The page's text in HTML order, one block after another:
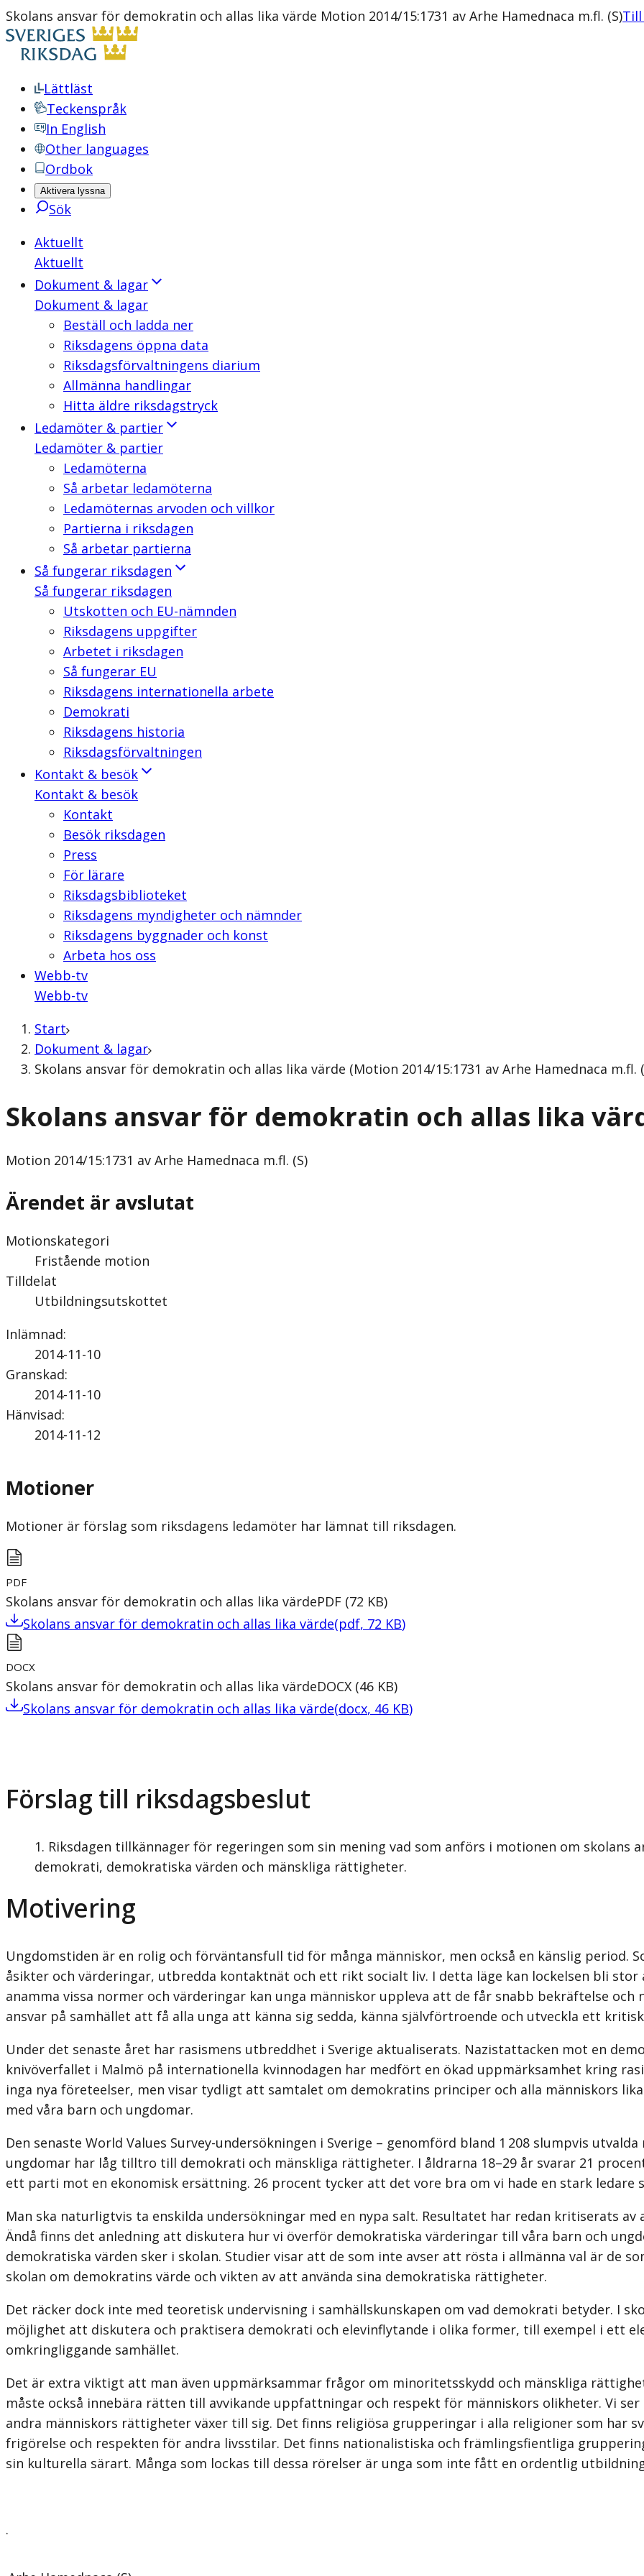
Skolans ansvar för demokratin och allas lika värde Motion 2014/15:1731 av Arhe Hamednaca m.fl. (S)
Lättläst
Teckenspråk
In English
Other languages
Ordbok
Aktivera lyssna
Sök
Aktuellt
Aktuellt
Dokument & lagar
Dokument & lagar
Beställ och ladda ner
Riksdagens öppna data
Riksdagsförvaltningens diarium
Allmänna handlingar
Hitta äldre riksdagstryck
Ledamöter & partier
Ledamöter & partier
Ledamöterna
Så arbetar ledamöterna
Ledamöternas arvoden och villkor
Partierna i riksdagen
Så arbetar partierna
Så fungerar riksdagen
Så fungerar riksdagen
Utskotten och EU-nämnden
Riksdagens uppgifter
Arbetet i riksdagen
Så fungerar EU
Riksdagens internationella arbete
Demokrati
Riksdagens historia
Riksdagsförvaltningen
Kontakt & besök
Kontakt & besök
Kontakt
Besök riksdagen
Press
För lärare
Riksdagsbiblioteket
Riksdagens myndigheter och nämnder
Riksdagens byggnader och konst
Arbeta hos oss
Webb-tv
Webb-tv
Start
Dokument & lagar
Skolans ansvar för demokratin och allas lika värde (Motion 2014/15:1731 av Arhe Hamednaca m.fl.
Skolans ansvar för demokratin och allas lika
Motion 2014/15:1731 av Arhe Hamednaca m.fl. (S)
Ärendet är avslutat
Motionskategori
Fristående motion
Tilldelat
Utbildningsutskottet
Inlämnad:
2014-11-10
Granskad:
2014-11-10
Hänvisad:
2014-11-12
Motioner
Motioner är förslag som riksdagens ledamöter har lämnat till riksdagen.
PDF
Skolans ansvar för demokratin och allas lika värdePDF (72 KB)
Skolans ansvar för demokratin och allas lika värde(pdf, 72 KB)
DOCX
Skolans ansvar för demokratin och allas lika värdeDOCX (46 KB)
Skolans ansvar för demokratin och allas lika värde(docx, 46 KB)
Förslag till riksdagsbeslut
Riksdagen tillkännager för regeringen som sin mening vad som anförs i motionen om skolans
demokrati, demokratiska värden och mänskliga rättigheter.
Motivering
Ungdomstiden är en rolig och förväntansfull tid för många människor, men också en känslig period.
åsikter och värderingar, utbredda kontaktnät och ett rikt socialt liv. I detta läge kan lockelsen bli
anamma vissa normer och värderingar kan unga människor uppleva att de får snabb bekräftelse
ansvar på samhället att få alla unga att känna sig sedda, känna självförtroende och utveckla ett
Under det senaste året har rasismens utbreddhet i Sverige aktualiserats. Nazistattacken mot en
knivöverfallet i Malmö på internationella kvinnodagen har medfört en ökad uppmärksamhet kring
inga nya företeelser, men visar tydligt att samtalet om demokratins principer och alla människors
med våra barn och ungdomar.
Den senaste World Values Survey-undersökningen i Sverige – genomförd bland 1 208 slumpvis
ungdomar har låg tilltro till demokrati och mänskliga rättigheter. I åldrarna 18–29 år svarar 21
ett parti mot en ekonomisk ersättning. 26 procent tycker att det vore bra om vi hade en stark ledare
Man ska naturligtvis ta enskilda undersökningar med en nypa salt. Resultatet har redan kritiserats
Ändå finns det anledning att diskutera hur vi överför demokratiska värderingar till våra barn och
demokratiska värden sker i skolan. Studier visar att de som inte avser att rösta i allmänna val är de
skolan om demokratins värde och vikten av att använda sina demokratiska rättigheter.
Det räcker dock inte med teoretisk undervisning i samhällskunskapen om vad demokrati betyder. I
möjlighet att diskutera och praktisera demokrati och elevinflytande i olika former, till exempel i ett
omkringliggande samhället.
Det är extra viktigt att man även uppmärksammar frågor om minoritetsskydd och mänskliga
måste också innebära rätten till avvikande uppfattningar och respekt för människors olikheter. Vi
andra människors rättigheter växer till sig. Det finns religiösa grupperingar i alla religioner som har
frigörelse och respekten för andra livsstilar. Det finns nationalistiska och främlingsfientliga
sin kulturella särart. Många som lockas till dessa rörelser är unga som inte fått en ordentlig
.